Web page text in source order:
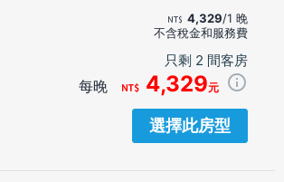
4,329/1 晚
不含稅金和服務費
只剩 2 間客房
每晚 4,329元
選擇此房型